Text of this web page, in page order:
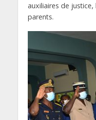
auxiliaires de
parents.